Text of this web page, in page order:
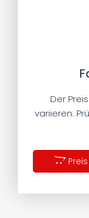
Der
variieren.